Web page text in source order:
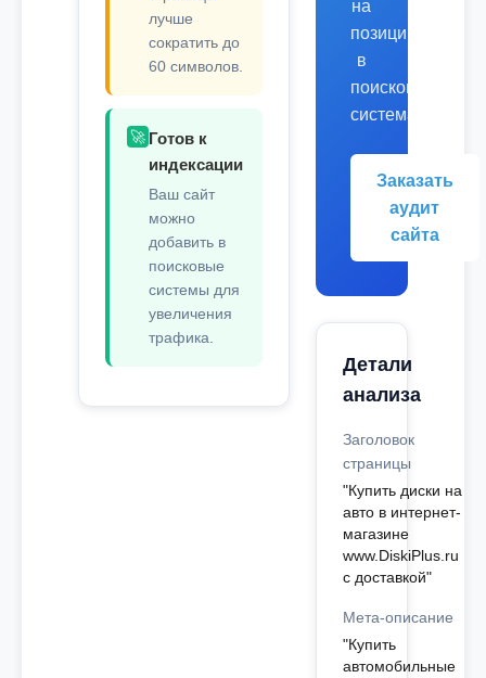
лучше
сократить до
60 символов.
🚀 Готов к
индексации
Ваш сайт
можно
добавить в
поисковые
системы для
увеличения
трафика.
на
позиции
в
поисковых
системах.
Заказать
аудит
сайта
Детали
анализа
Заголовок
страницы
"Купить диски на
авто в интернет-
магазине
www.DiskiPlus.ru
с доставкой"
Мета-описание
"Купить
автомобильные